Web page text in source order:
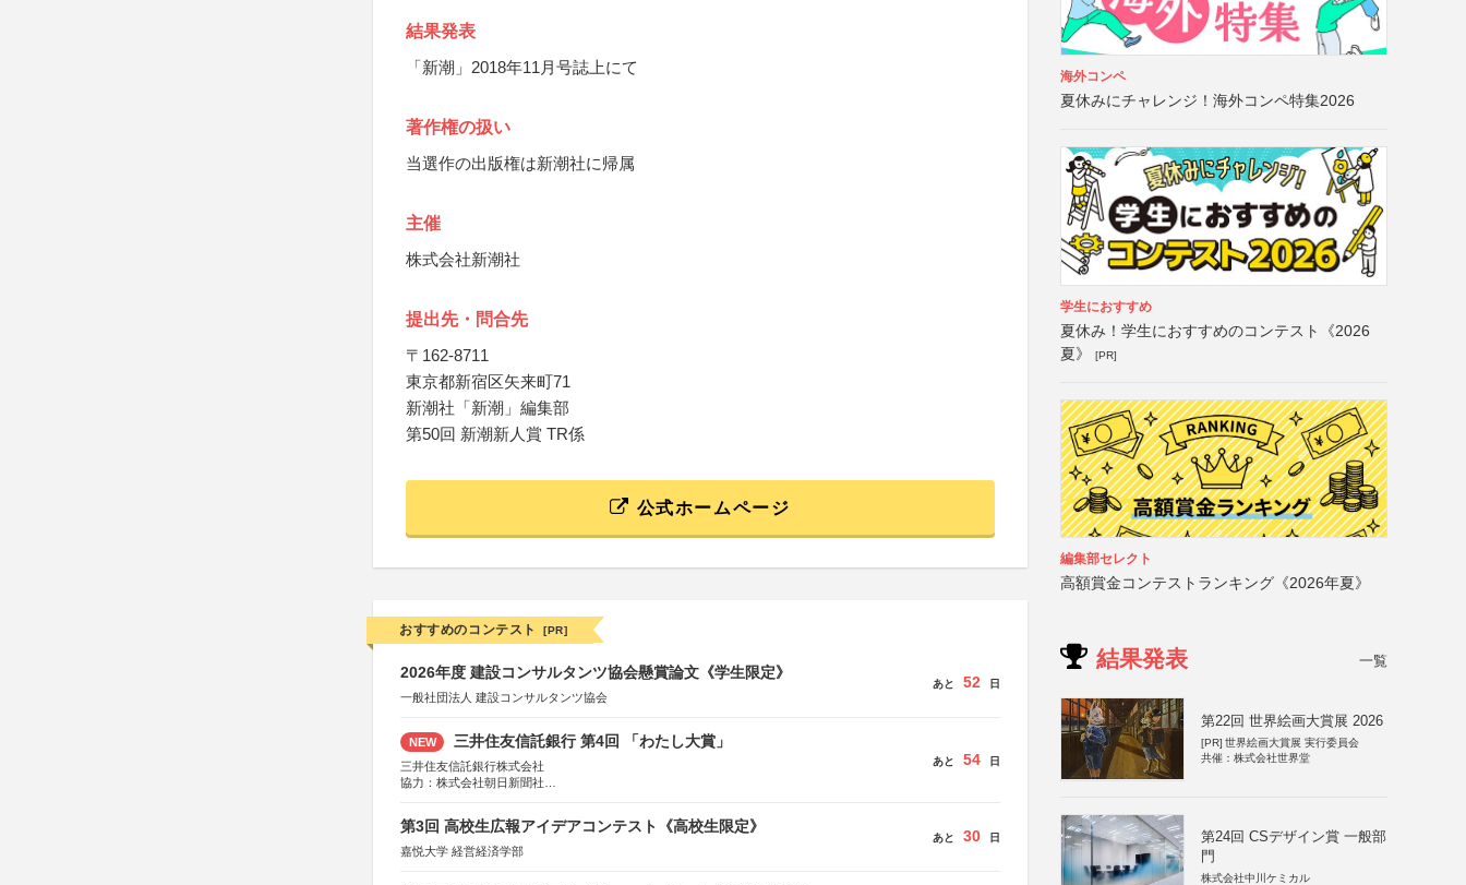
結果発表
「新潮」2018年11月号誌上にて
著作権の扱い
当選作の出版権は新潮社に帰属
主催
株式会社新潮社
提出先・問合先
〒162-8711
東京都新宿区矢来町71
新潮社「新潮」編集部
第50回 新潮新人賞 TR係
公式ホームページ
おすすめのコンテスト [PR]
2026年度 建設コンサルタンツ協会懸賞論文《学生限定》
一般社団法人 建設コンサルタンツ協会
あと 52 日
NEW 三井住友信託銀行 第4回 「わたし大賞」
三井住友信託銀行株式会社
協力：株式会社朝日新聞社
あと 54 日
第3回 高校生広報アイデアコンテスト《高校生限定》
嘉悦大学 経営経済学部
あと 30 日
海外コンペ
夏休みにチャレンジ！海外コンペ特集2026
学生におすすめ
夏休み！学生におすすめのコンテスト《2026
夏》
[PR]
編集部セレクト
高額賞金コンテストランキング《2026年夏》
結果発表 一覧
第22回 世界絵画大賞展 2026
[PR] 世界絵画大賞展 実行委員会
共催：株式会社世界堂
第24回 CSデザイン賞 一般部
門
株式会社中川ケミカル